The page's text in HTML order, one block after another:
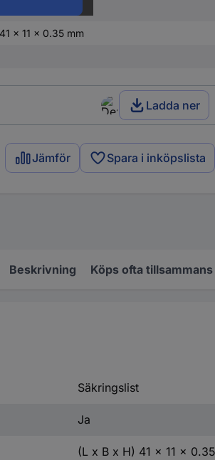
x 11 x 0.35 mm
Ladda ner
Jämför Spara i inköpslista
Beskrivning Köps ofta tillsammans
Säkringslist
Ja
(L x B x H) 41 x 11 x